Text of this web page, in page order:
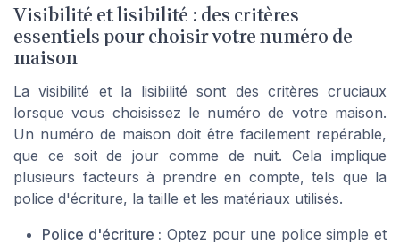
Visibilité et lisibilité : des critères
essentiels pour choisir votre numéro de
maison
La visibilité et la lisibilité sont des critères cruciaux
lorsque vous choisissez le numéro de votre maison.
Un numéro de maison doit être facilement repérable,
que ce soit de jour comme de nuit. Cela implique
plusieurs facteurs à prendre en compte, tels que la
police d'écriture, la taille et les matériaux utilisés.
Police d'écriture : Optez pour une police simple et